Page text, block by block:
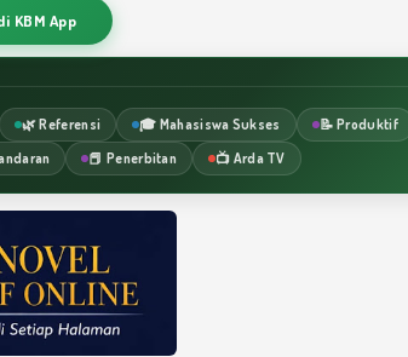
KBM App
🌿 Referensi 🎓 Mahasiswa Sukses 📝 Produktif
📕 Penerbitan 📺 Arda TV